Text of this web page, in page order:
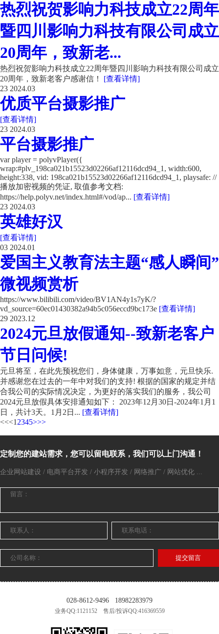
热烈祝贺影响力科技成立22周年
暨四川影响力科技有限公司成立
20周年，致新老...
热烈祝贺影响力科技成立22周年暨四川影响力科技有限公司成立
20周年，致新老客户感谢信！ [查看详情]
23 2024.03
优质平台摄影推广
[查看详情]
23 2024.03
平台摄影推广
var player = polyvPlayer({
wrap:#plv_198ca021b15523d02266af12116dcd94_1, width:600,
height:338, vid: 198ca021b15523d02266af12116dcd94_1, playsafe: //
播放加密视频的凭证, 取值参考文档:
https://help.polyv.net/index.html#/vod/ap... [查看详情]
23 2024.03
英雄好汉
[查看详情]
03 2024.01
爱国主义教育法主题“感人瞬间”
微视频赏析
https://www.bilibili.com/video/BV1AN4y1s7yK/?
vd_source=60ec01430382a94b5c056eccd9bc173e [查看详情]
29 2023.12
2024元旦放假通知--致新老客户
节日问候!
元旦将至，在此先预祝您们，身体健康，万事如意，元旦快乐.
并感谢您在过去的一年中对我们的支持! 根据的国家的规定并结
合我公司的实际情况决定，为更好的落实我们的服务，我公司
2024元旦放假具体安排通知如下： 2023年12月30日-2024年1月1
日，共计3天。1月2日... [查看详情]
<<<1 2345>>>
定制您的建站需求，您可以留电联系，我们可以上门沟通！
企业网站建设 / 电商平台开发 / 小程序开发 / 网络推广 / 网站优化 ...
提交留言
028-8612-9496 18982283979
业务QQ:1121152 售后/投诉QQ:416369559